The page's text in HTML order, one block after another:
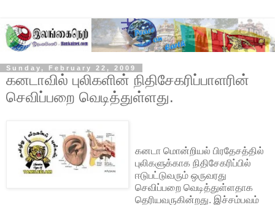
Sunday, February 22, 2009
கனடாவில் புலிகளின் நிதிசேகரிப்பாளரின்
செவிப்பறை வெடித்துள்ளது.
கனடா மொன்றியல் பிரதேசத்தில்
புலிகளுக்காக நிதிசேகரிப்பில்
ஈடுபட்டுவரும் ஒருவரது
செவிப்பறை வெடித்துள்ளதாக
தெரியவருகின்றது. இச்சம்பவம்